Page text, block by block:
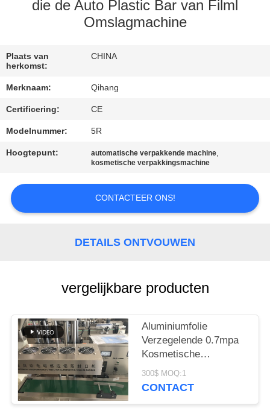
NIEUWS
VERZOEK
OM
CITAAT
SITEMAP
POLICY
die de Auto Plastic Bar van Filml
Omslagmachine
Plaats van
herkomst:
CHINA
Merknaam: Qihang
Certificering: CE
Modelnummer: 5R
Hoogtepunt: automatische verpakkende machine,
kosmetische verpakkingsmachine
CONTACTEER ONS!
DETAILS ONTVOUWEN
vergelijkbare producten
Aluminiumfolie
Verzegelende 0.7mpa
Kosmetische
Verpakkende Machine
300$ MOQ:1
CONTACT